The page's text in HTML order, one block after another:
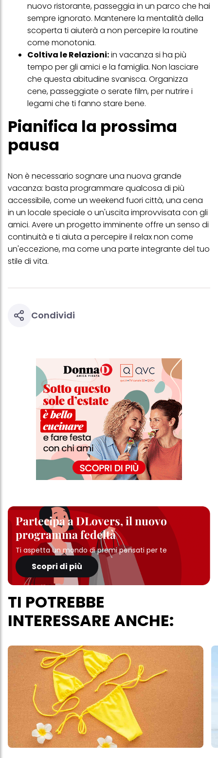
nuovo ristorante, passeggia in un parco che hai
sempre ignorato. Mantenere la mentalità della
scoperta ti aiuterà a non percepire la routine
come monotonia.
Coltiva le Relazioni:in vacanza si ha più
tempo per gli amici e la famiglia. Non lasciare
che questa abitudine svanisca. Organizza
cene, passeggiate o serate film, per nutrire i
legami che ti fanno stare bene.
Pianifica la prossima
pausa
Non è necessario sognare una nuova grande
vacanza: basta programmare qualcosa di più
accessibile, come un weekend fuori città, una cena
in un locale speciale o un'uscita improvvisata con gli
amici. Avere un progetto imminente offre un senso di
continuità e ti aiuta a percepire il relax non come
un'eccezione, ma come una parte integrante del tuo
stile di vita.
Condividi
Partecipa a DLovers, il nuovo
programma fedeltà
Ti aspetta un mondo di premi pensati per te
Scopri di più
TI POTREBBE
INTERESSARE ANCHE:
Puoi trovare maggiori informazioni sul trattamento dei tuoi dati
nella nostra Informativa sulla protezione dei dati collegata nel piè
di pagina (Sezione "Cookie, Pixel, Impronte digitali e tecnologie
simili"). Puoi revocare il tuo consenso in qualsiasi momento con
effetto per il futuro disabilitando i cookie sul nostro sito web nella
sezione "Impostazioni cookie" collegata nel piè di pagina. Per
ulteriori informazioni sui cookie utilizzati su questo sito Web, in
particolare sul loro periodo di conservazione, consultare le
informazioni dettagliate su ciascun cookie disponibili facendo
clic su "modifica" di seguito".
Se fai clic su "Modifica" potrai trovare maggiori informazioni sul
più degli scopi sopra menzionati. Cliccando su "Accetta tutto",
acconsenti all'uso dei cookie e al trattamento dei tuoi dati
personali per tutte le finalità sopra indicate. Se fai clic su "Rifiuta",
verranno utilizzati solo i cookie tecnicamente necessari per fornirti